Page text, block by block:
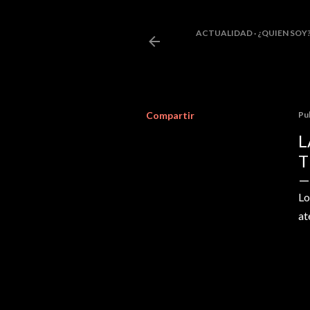
ACTUALIDAD ¿QUIEN
Compartir